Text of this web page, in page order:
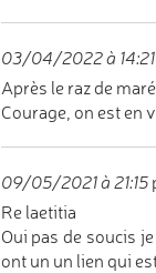
03/04/2022 à 14:21
Après le raz de
Courage, on est en
09/05/2021 à 21:15
Re laetitia
Oui pas de soucis
ont un un lien qui